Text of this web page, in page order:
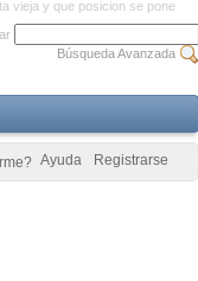
vieja y que posicion se pone
Búsqueda Avanzada
Registrarse
Ayuda